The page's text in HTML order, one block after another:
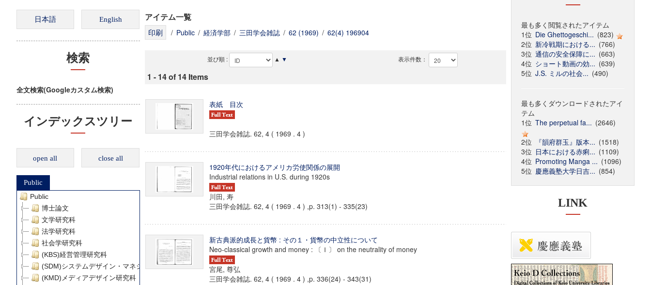
検索
全文検索(Googleカスタム検索)
インデックスツリー
open all close all
Public
Public
博士論文
文学研究科
法学研究科
社会学研究科
(KBS)経営管理研究科
(SDM)システムデザイン・マネジメント研究科
(KMD)メディアデザイン研究科
アイテム一覧
/ Public / 経済学部 / 三田学会雑誌 / 62 (1969) / 62(4) 196904
並び順 : ▲ ▼ 表示件数：
1 - 14 of 14 Items
表紙 目次
三田学会雑誌. 62, 4 ( 1969 . 4 )
1920年代におけるアメリカ労使関係の展開
Industrial relations in U.S. during 1920s
川田, 寿
三田学会雑誌. 62, 4 ( 1969 . 4 ) ,p. 313(1) - 335(23)
新古典派的成長と貨幣 : その１・貨幣の中立性について
Neo-classical growth and money : 〔Ｉ〕 on the neutrality of money
宮尾, 尊弘
三田学会雑誌. 62, 4 ( 1969 . 4 ) ,p. 336(24) - 343(31)
最も多く閲覧されたアイテム
1位 Die Ghettogeschi... (823)
2位 新冷戦期における... (766)
3位 通信の安全保障に... (663)
4位 ショート動画の効... (639)
5位 J.S. ミルの社会... (490)
最も多くダウンロードされたアイ
テム
1位 The perpetual fa... (2646)
2位
『韻府群玉』版本... (1518)
3位 日本における赤痢... (1109)
4位 Promoting Manga ... (1096)
5位 慶應義塾大学日吉... (854)
LINK